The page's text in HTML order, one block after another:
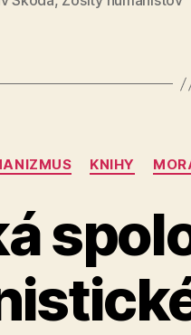
KNIHY